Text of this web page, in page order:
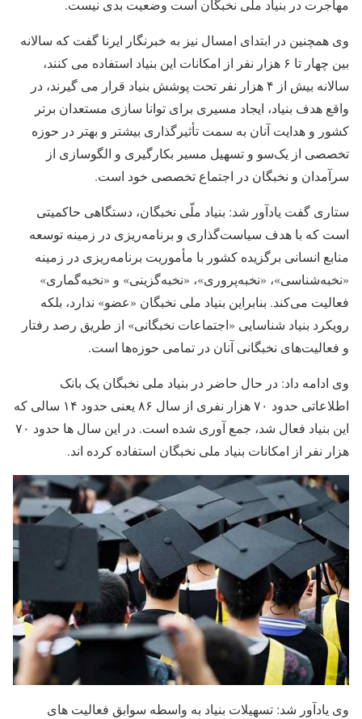
مهاجرت در بنیاد ملی نخبگان است وضعیت بدی نیست.
وی همچنین در ابتدای امسال نیز به خبرنگار ایرنا گفت که سالانه
بین چهار تا ۶ هزار نفر از امکانات این بنیاد استفاده می کنند،
سالانه بیش از ۴ هزار نفر تحت پوشش بنیاد قرار می گیرند، در
واقع هدف بنیاد، ایجاد مسیری برای توانا سازی مستعدان برتر
کشور و هدایت‌ آنان به سمت تأثیرگذاری بیشتر و بهتر در حوزه
تخصصی از یک‌سو و تسهیل مسیر بکارگیری و الگوسازی از
سرآمدان و نخبگان در اجتماع تخصصی خود است.
ستاری گفت یادآور شد: بنیاد ملّی نخبگان، دستگاهی حاکمیتی
است که با هدف سیاست‌گذاری و برنامه‌ریزی در زمینه توسعه
منابع انسانی برگزیده کشور با مأموریت برنامه‌ریزی در زمینه
«نخبه‌شناسی»، «نخبه‌پروری»، «نخبه‌گزینی» و «نخبه‌گماری»
فعالیت می‌کند. بنابراین بنیاد ملی نخبگان «عضو» ندارد، بلکه
رویکرد بنیاد شناسایی «اجتماعات نخبگانی» از طریق رصد رفتار
و فعالیت‌های نخبگانی آنان در تمامی حوزه‌ها است.
وی ادامه داد: در حال حاضر در بنیاد ملی نخبگان یک بانک
اطلاعاتی حدود ۷۰ هزار نفری از سال ۸۶ یعنی حدود ۱۴ سالی که
این بنیاد فعال شد، جمع آوری شده است. در این سال ها حدود ۷۰
هزار نفر از امکانات بنیاد ملی نخبگان استفاده کرده اند.
وی یادآور شد: تسهیلات بنیاد به واسطه سوابق فعالیت ­های